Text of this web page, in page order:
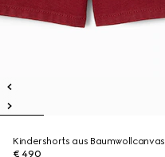
Kindershorts aus Baumwollcanvas
€ 490